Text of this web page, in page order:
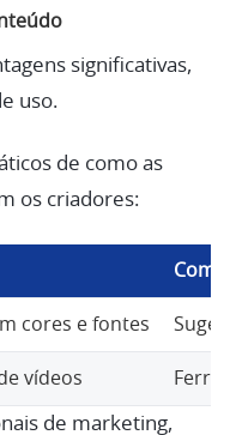
significativas,
uso.
de como as
os criadores:
Com
cores e fontes
vídeos
de marketing,